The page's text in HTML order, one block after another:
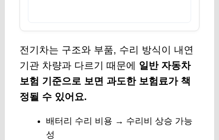
전기차는 구조와 부품, 수리 방식이 내연
기관 차량과 다르기 때문에 일반 자동차
보험 기준으로 보면 과도한 보험료가 책
정될 수 있어요.
배터리 수리 비용 → 수리비 상승 가능
성